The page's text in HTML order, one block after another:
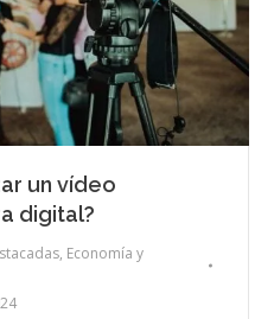
un vídeo
digital?
, Economía y